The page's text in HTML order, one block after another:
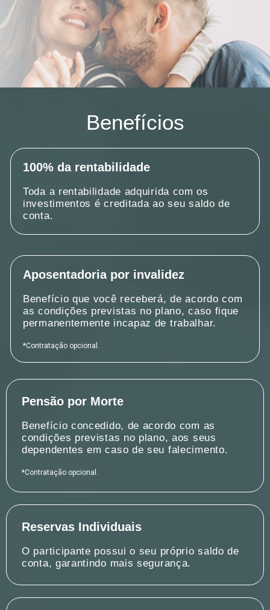
Benefícios
100% da rentabilidade
Toda a rentabilidade adquirida com os
investimentos é creditada ao seu saldo de
conta.
Aposentadoria por invalidez
Benefício que você receberá, de acordo com
as condições previstas no plano, caso fique
permanentemente incapaz de trabalhar.
*Contratação opcional.
Pensão por Morte
Benefício concedido, de acordo com as
condições previstas no plano, aos seus
dependentes em caso de seu falecimento.
*Contratação opcional.
Reservas Individuais
O participante possui o seu próprio saldo de
conta, garantindo mais segurança.